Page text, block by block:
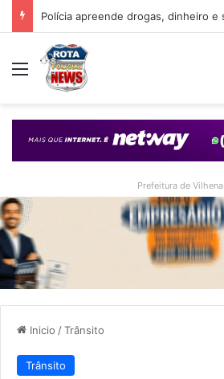
Menu
Prefeitura de Vilhena
Inicio /Trânsito
Trânsito